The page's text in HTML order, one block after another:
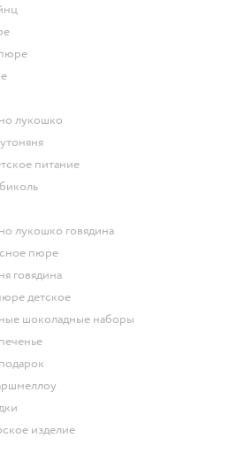
пюре
лукошко
питание
лукошко говядина
пюре
говядина
детское
шоколадные наборы
изделие